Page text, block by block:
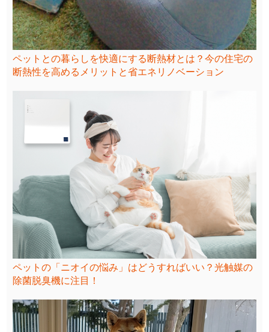
ペットとの暮らしを快適にする断熱材とは？今の住宅の
断熱性を高めるメリットと省エネリノベーション
ペットの「ニオイの悩み」はどうすればいい？光触媒の
除菌脱臭機に注目！